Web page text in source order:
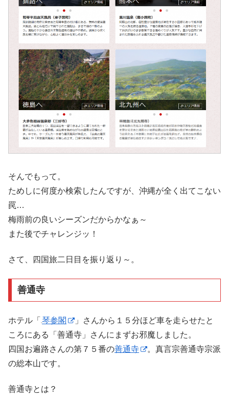
そんでもって。
ためしに何度か検索したんですが、沖縄が全く出てこない
罠…
梅雨前の良いシーズンだからかなぁ～
また後でチャレンジッ！
さて、四国旅二日目を振り返り～。
善通寺
ホテル「 琴参閣
」さんから１５分ほど車を走らせたと
ころにある「善通寺」さんにまずお邪魔しました。
四国お遍路さんの第７５番の善通寺
。真言宗善通寺宗派
の総本山です。
善通寺とは？